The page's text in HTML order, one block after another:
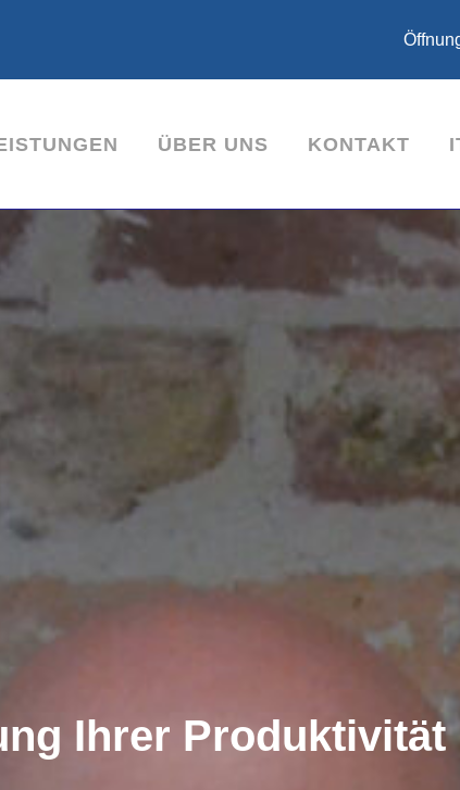
ÜBER UNS KONTAKT
Ihrer Produktivität